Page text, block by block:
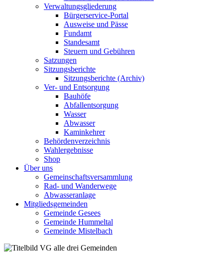
Verwaltungsgliederung
Bürgerservice-Portal
Ausweise und Pässe
Fundamt
Standesamt
Steuern und Gebühren
Satzungen
Sitzungsberichte
Sitzungsberichte (Archiv)
Ver- und Entsorgung
Bauhöfe
Abfallentsorgung
Wasser
Abwasser
Kaminkehrer
Behördenverzeichnis
Wahlergebnisse
Shop
Über uns
Gemeinschaftsversammlung
Rad- und Wanderwege
Abwasseranlage
Mitgliedsgemeinden
Gemeinde Gesees
Gemeinde Hummeltal
Gemeinde Mistelbach